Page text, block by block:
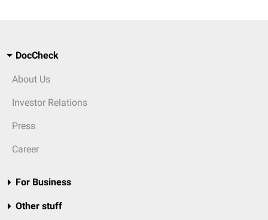
DocCheck
About Us
Investor Relations
Press
Career
For Business
Other stuff